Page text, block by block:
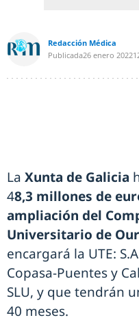
Redacción Médica
Publicada26 enero 2022
La Xunta de Galicia
48,3 millones de
ampliación del
Universitario de
encargará la UTE:
Copasa-Puentes y
SLU, y que tendrán
40 meses.